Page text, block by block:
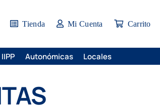
Tienda Mi Cuenta Carrito
IIPP Autonómicas Locales